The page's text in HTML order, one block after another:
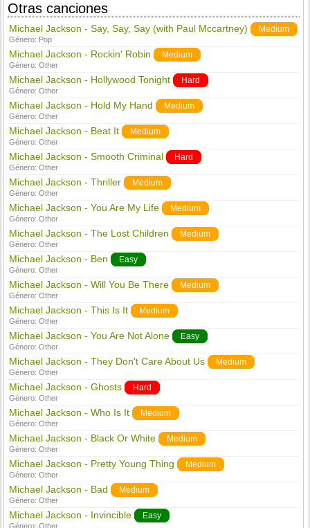
Otras canciones
Michael Jackson - Say, Say, Say (with Paul Mccartney) Medium
Género: Pop
Michael Jackson - Rockin' Robin Medium
Género:Other
Michael Jackson - Hollywood Tonight Hard
Género:Other
Michael Jackson - Hold My Hand Medium
Género:Other
Michael Jackson - Beat It Medium
Género:Other
Michael Jackson - Smooth Criminal Hard
Género:Other
Michael Jackson - Thriller Medium
Género:Other
Michael Jackson - You Are My Life Medium
Género:Other
Michael Jackson - The Lost Children Medium
Género:Other
Michael Jackson - Ben Easy
Género:Other
Michael Jackson - Will You Be There Medium
Género:Other
Michael Jackson - This Is It Medium
Género:Other
Michael Jackson - You Are Not Alone Easy
Género:Other
Michael Jackson - They Don't Care About Us Medium
Género:Other
Michael Jackson - Ghosts Hard
Género:Other
Michael Jackson - Who Is It Medium
Género:Other
Michael Jackson - Black Or White Medium
Género:Other
Michael Jackson - Pretty Young Thing Medium
Género:Other
Michael Jackson - Bad Medium
Género:Other
Michael Jackson - Invincible Easy
Género:Other